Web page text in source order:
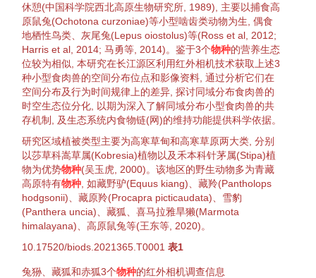
休憩(中国科学院西北高原生物研究所, 1989), 主要以捕食高
原鼠兔(Ochotona curzoniae)等小型啮齿类动物为生, 偶食
地栖性鸟类、灰尾兔(Lepus oiostolus)等(Ross et al, 2012;
Harris et al, 2014; 马勇等, 2014)。鉴于3个物种的营养生态
位较为相似, 本研究在长江源区利用红外相机技术获取上述3
种小型食肉兽的空间分布位点和影像资料, 通过分析它们在
空间分布及行为时间规律上的差异, 探讨同域分布食肉兽的
时空生态位分化 , 以期为深入了解同域分布小型食肉兽的共
存机制, 及生态系统内食物链(网)的维持功能提供科学依据。
研究区域植被类型主要为高寒草甸和高寒草原两大类, 分别
以莎草科嵩草属(Kobresia)植物以及禾本科针茅属(Stipa)植
物为优势物种(吴玉虎, 2000)。该地区的野生动物多为青藏
高原特有物种 , 如藏野驴(Equus kiang)、 藏羚(Pantholops
hodgsonii)、 藏原羚(Procapra picticaudata)、 雪豹
(Panthera uncia)、 藏狐 喜马拉雅旱獭(Marmota
himalayana)、 高原鼠兔等(王东等, 2020)。
10.17520/biods.2021365.T0001 表1
兔狲 藏狐和赤狐3个物种的红外相机调查信息